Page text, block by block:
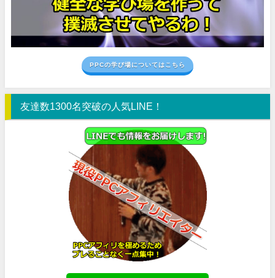
PPCの学び場についてはこちら
友達数1300名突破の人気LINE！